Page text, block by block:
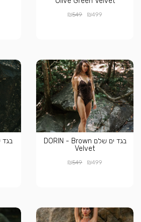
₪499
₪549
בגד ים שלם DORIN - Brown
Velvet
₪499
₪549